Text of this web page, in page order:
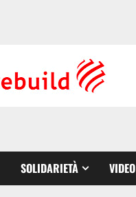
SOLIDARIETÀ VIDEO